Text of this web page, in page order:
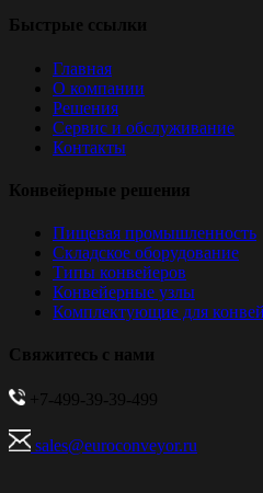
Быстрые ссылки
Главная
О компании
Решения
Сервис и обслуживание
Контакты
Конвейерные решения
Пищевая промышленность
Складское оборудование
Типы конвейеров
Конвейерные узлы
Комплектующие для
Свяжитесь с нами
+7-499-39-39-499
sales@euroconveyor.ru